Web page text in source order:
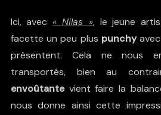
Ici, avec « Nilas », le jeune
facette un peu plus punchyavec
présentent. Cela ne nous
transportés, bien au
envoûtantevient faire la
nous donne ainsi cette